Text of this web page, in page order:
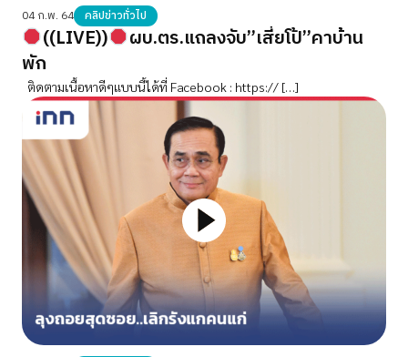
04 ก.พ. 64 คลิปข่าวทั่วไป
((LIVE))
ผบ.ตร.แถลงจับ”เสี่ยโป้”คาบ้าน
พัก
ติดตามเนื้อหาดีๆแบบนี้ได้ที่ Facebook : https:// […]